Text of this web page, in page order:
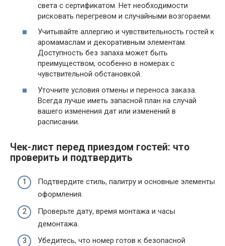
света с сертификатом. Нет необходимости
рисковать перегревом и случайными возгораеми.
Учитывайте аллергию и чувствительность гостей к
аромамаслам и декоративным элементам.
Доступность без запаха может быть
преимуществом, особенно в номерах с
чувствительной обстановкой.
Уточните условия отмены и переноса заказа.
Всегда лучше иметь запасной план на случай
вашего изменения дат или изменений в
расписании.
Чек-лист перед приездом гостей: что
проверить и подтвердить
Подтвердите стиль, палитру и основные элементы
оформления.
Проверьте дату, время монтажа и часы
демонтажа.
Убедитесь, что номер готов к безопасной